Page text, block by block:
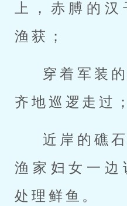
上，赤膊的
渔获；
穿着军装
齐地巡逻走过；
近岸的礁
渔家妇女一边
处理鲜鱼。